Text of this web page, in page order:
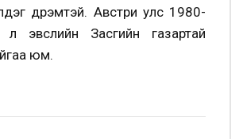
дүрэмтэй. Австри улс 1980-
эвслийн Засгийн газартай
юм.